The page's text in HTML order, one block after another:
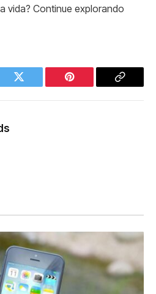
vida? Continue explorando
Twitter Pinterest
Copy